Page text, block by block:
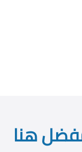
هنا